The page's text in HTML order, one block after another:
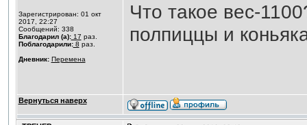
Зарегистрирован: 01 окт
2017, 22:27
Сообщений: 338
Благодарил (а):17 раз.
Поблагодарили:8 раз.
Дневник: Перемена
Что такое вес-
полпиццы и
Вернуться наверх